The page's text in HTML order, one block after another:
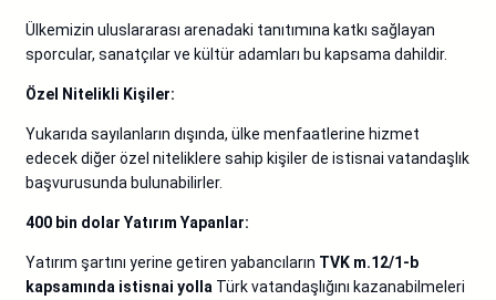
Ülkemizin uluslararası arenadaki tanıtımına katkı sağlayan
sporcular, sanatçılar ve kültür adamları bu kapsama dahildir.
Özel Nitelikli Kişiler:
Yukarıda sayılanların dışında, ülke menfaatlerine hizmet
edecek diğer özel niteliklere sahip kişiler de istisnai vatandaşlık
başvurusunda bulunabilirler.
400 bin dolar Yatırım Yapanlar:
Yatırım şartını yerine getiren yabancıların TVK m.12/1-b
kapsamında istisnai yolla Türk vatandaşlığını kazanabilmeleri